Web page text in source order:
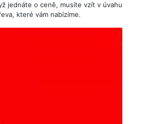
jednáte o ceně, musíte vzít v úvahu
které vám nabízíme.